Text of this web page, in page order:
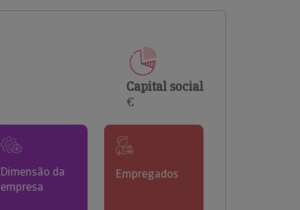
comerciais e analisar o risco de incumprimento dos
Capital social
€
Dimensão da
empresa
Empregados